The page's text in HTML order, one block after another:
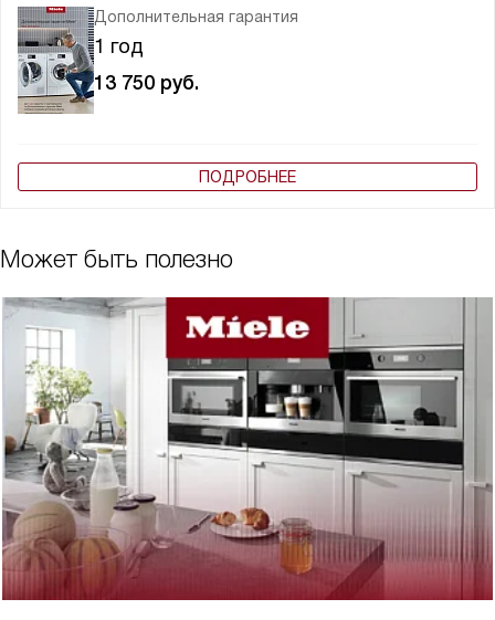
Дополнительная гарантия
1 год
13 750 руб.
ПОДРОБНЕЕ
Может быть полезно